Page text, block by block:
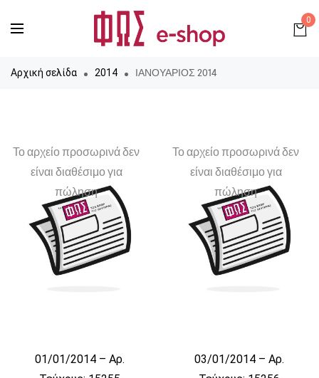
0
Αρχική σελίδα 2014 ΙΑΝΟΥΑΡΙΟΣ 2014
Το αρχείο προσωρινά δεν
είναι διαθέσιμο για
πώληση
01/01/2014 – Αρ.
Το αρχείο προσωρινά δεν
είναι διαθέσιμο για
πώληση
03/01/2014 – Αρ.